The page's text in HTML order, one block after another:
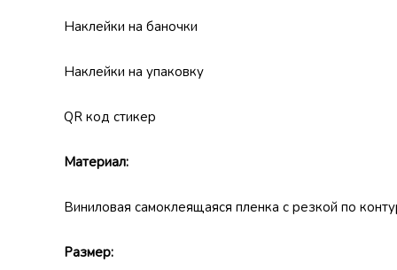
Наклейки на баночки
Наклейки на упаковку
QR код стикер
Материал:
Виниловая самоклеящаяся пленка с резкой по
Размер: